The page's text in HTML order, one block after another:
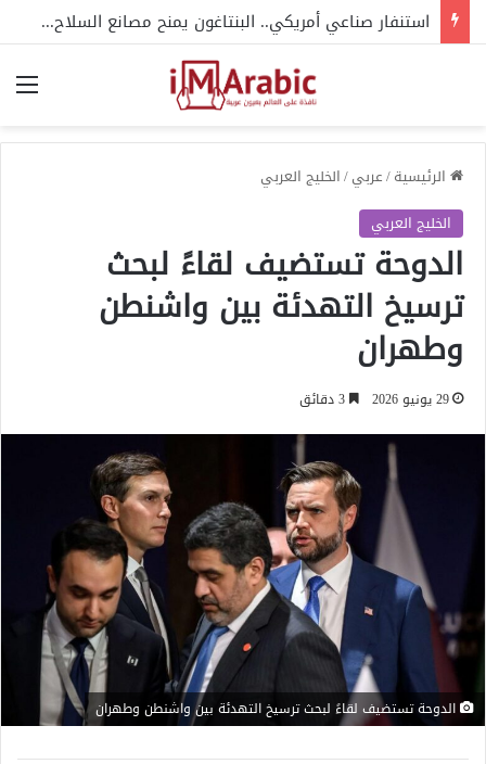
استنفار صناعي أمريكي.. البنتاغون يمنح مصانع السلاح 21 يوما للتحرك
الرئيسية/عربي/الخليج العربي
الخليج العربي
الدوحة تستضيف لقاءً لبحث
ترسيخ التهدئة بين واشنطن
وطهران
29 يونيو 2026
الدوحة تستضيف لقاءً لبحث ترسيخ التهدئة بين واشنطن وطهران